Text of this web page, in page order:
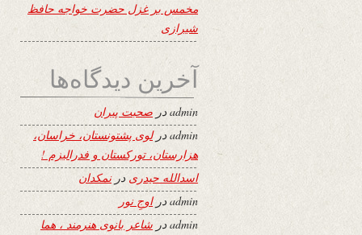
مخمس بر غزل حضرت خواجه حافظ
شیرازی
آخرین دیدگاه‌ها
adminدر صحبت پیران
admin درلوی پشتونستان، خراسان،
هزارستان، تورکستان و فدرالیزم !
اسدالله حیدری درنمکدان
adminدراوجِ نور
adminدر شاعر بانوی هنرمند ، هما